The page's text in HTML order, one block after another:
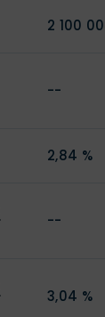
2 100
--
2,84 %
--
3,04 %